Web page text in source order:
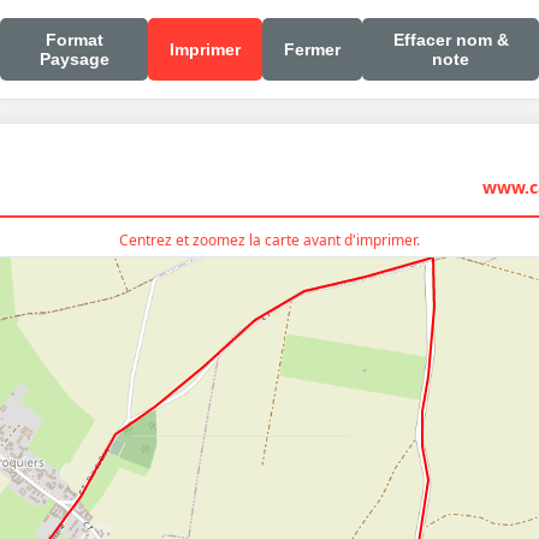
Format
Paysage
Imprimer Fermer
Effacer nom &
note
Centrez et zoomez la carte avant d'imprimer.